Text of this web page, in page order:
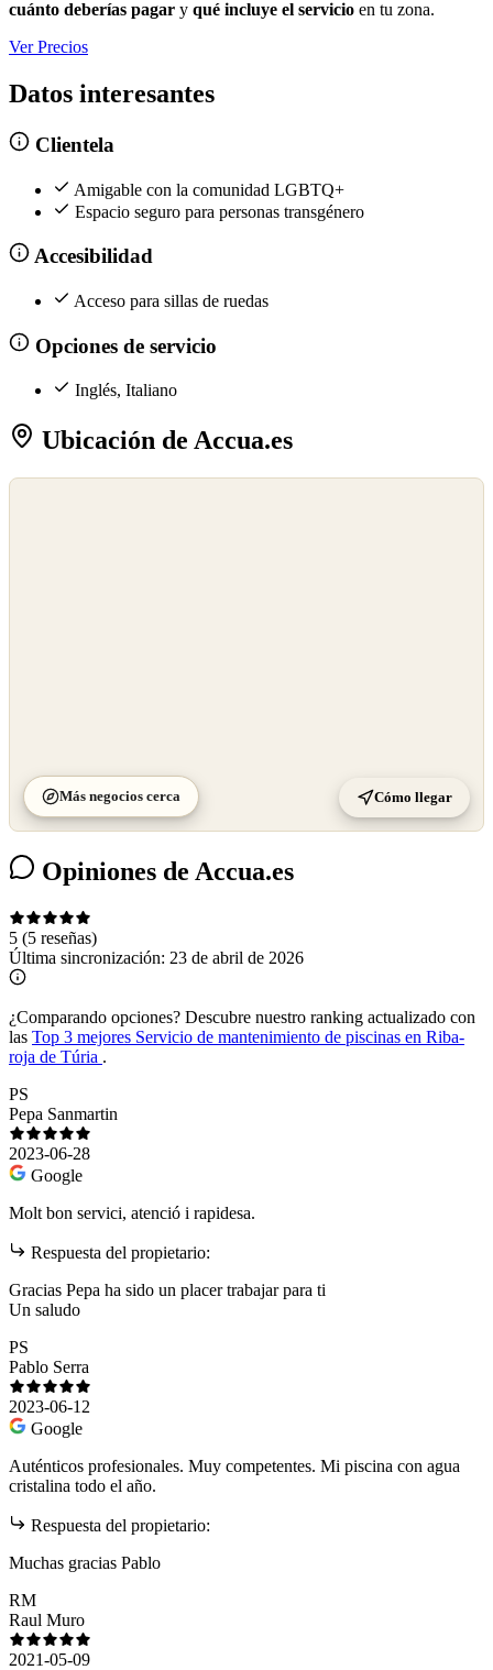
cuánto deberías pagar y qué incluye el servicio en tu zona.
Ver Precios
Datos interesantes
Clientela
Amigable con la comunidad LGBTQ+
Espacio seguro para personas transgénero
Accesibilidad
Acceso para sillas de ruedas
Opciones de servicio
Inglés, Italiano
Ubicación de Accua.es
Más negocios cerca Cómo llegar
Opiniones de Accua.es
5 (5 reseñas)
Última sincronización: 23 de abril de 2026
¿Comparando opciones? Descubre nuestro ranking actualizado con
las Top 3 mejores Servicio de mantenimiento de piscinas en Riba-
roja de Túria .
PS
Pepa Sanmartin
2023-06-28
Google
Molt bon servici, atenció i rapidesa.
Respuesta del propietario:
Gracias Pepa ha sido un placer trabajar para ti
Un saludo
PS
Pablo Serra
2023-06-12
Google
Auténticos profesionales. Muy competentes. Mi piscina con agua
cristalina todo el año.
Respuesta del propietario:
Muchas gracias Pablo
RM
Raul Muro
2021-05-09